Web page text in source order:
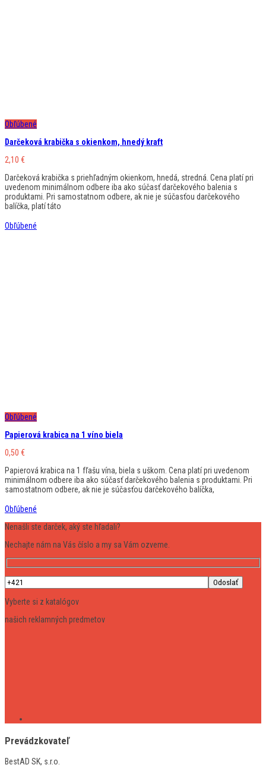
Obľúbené
Darčeková krabička s okienkom, hnedý kraft
2,10 €
Darčeková krabička s priehľadným okienkom, hnedá, stredná. Cena platí pri
uvedenom minimálnom odbere iba ako súčasť darčekového balenia s
produktami. Pri samostatnom odbere, ak nie je súčasťou darčekového
balíčka, platí táto
Obľúbené
Obľúbené
Papierová krabica na 1 víno biela
0,50 €
Papierová krabica na 1 fľašu vína, biela s uškom. Cena platí pri uvedenom
minimálnom odbere iba ako súčasť darčekového balenia s produktami. Pri
samostatnom odbere, ak nie je súčasťou darčekového balíčka,
Obľúbené
Nenašli ste darček, aký ste hľadali?
Nechajte nám na Vás číslo a my sa Vám ozveme.
Vyberte si z katalógov
našich reklamných predmetov
Prevádzkovateľ
BestAD SK, s.r.o.